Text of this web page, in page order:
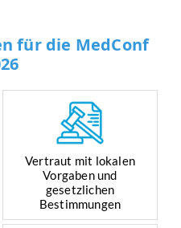
für die MedConf
Vertraut mit lokalen
Vorgaben und
gesetzlichen
Bestimmungen